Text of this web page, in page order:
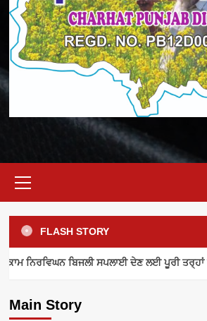
Menu
FLASH STORY
ਨਿਰਵਿਘਨ ਬਿਜਲੀ ਸਪਲਾਈ ਦੇਣ ਲਈ ਪੂਰੀ ਤਰ੍ਹਾਂ
Main Story
ELECTRICITY SUPPLY INDUSTRY NEWS
admin August 8, 2026